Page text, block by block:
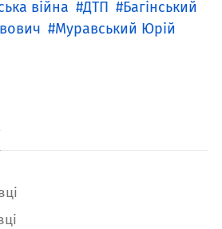
війна
ДТП
Багінський
Муравський Юрій